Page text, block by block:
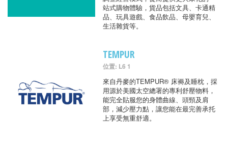
站式購物體驗，貨品包括文具、卡通精
品、玩具遊戲、食品飲品、母嬰育兒、
生活雜貨等。
TEMPUR
位置: L6 1
來自丹麥的TEMPUR® 床褥及睡枕，採
用源於美國太空總署的專利舒壓物料，
能完全貼服您的身體曲線、頭頸及肩
部，減少壓力點，讓您能在最完善承托
上享受無重舒適。